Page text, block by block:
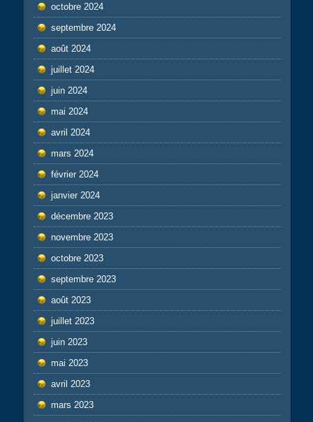
octobre 2024
septembre 2024
août 2024
juillet 2024
juin 2024
mai 2024
avril 2024
mars 2024
février 2024
janvier 2024
décembre 2023
novembre 2023
octobre 2023
septembre 2023
août 2023
juillet 2023
juin 2023
mai 2023
avril 2023
mars 2023